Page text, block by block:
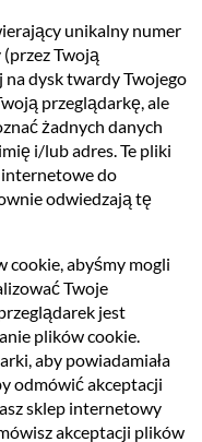
unikalny numer
Twoją
dysk twardy Twojego
przeglądarkę, ale
żadnych danych
i/lub adres. Te pliki
do
odwiedzają tę
cookie, abyśmy mogli
Twoje
jest
plików cookie.
aby powiadamiała
odmówić akceptacji
sklep internetowy
akceptacji plików